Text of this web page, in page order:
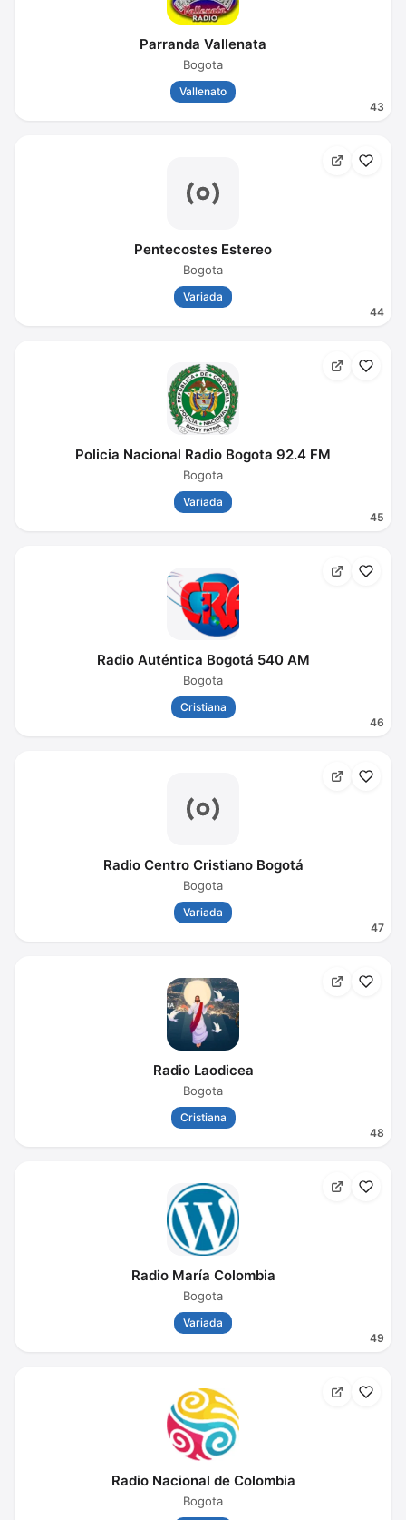
43
Parranda Vallenata
Bogota
Vallenato
44
Pentecostes Estereo
Bogota
Variada
45
Policia Nacional Radio Bogota 92.4 FM
Bogota
Variada
46
Radio Auténtica Bogotá 540 AM
Bogota
Cristiana
47
Radio Centro Cristiano Bogotá
Bogota
Variada
48
Radio Laodicea
Bogota
Cristiana
49
Radio María Colombia
Bogota
Variada
Radio Nacional de Colombia
Bogota